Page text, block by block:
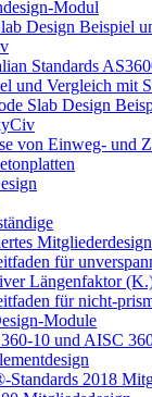
Modul
Design Beispiel
Standards
und Vergleich mit
Slab Design
von Einweg- und
Mitgliederdesign
für
Längenfaktor
für nicht-
Module
10 und AISC
Standards 2018